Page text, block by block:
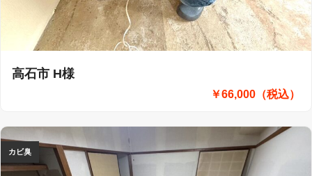
高石市 H様
￥66,000（税込）
カビ臭